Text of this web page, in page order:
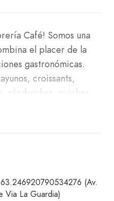
Café! Somos una
el placer de la
gastronómicas.
croissants,
sándwiches, quiches,
de cafés, tés,
sobre el km 9
(Av.
Via La Guardia)